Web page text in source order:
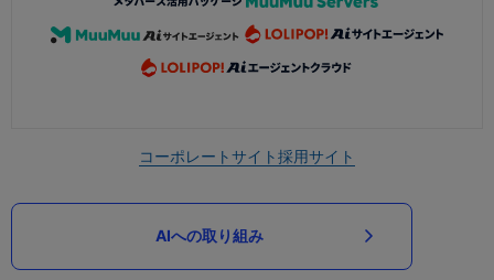
コーポレートサイト採用サイト
AIへの取り組み